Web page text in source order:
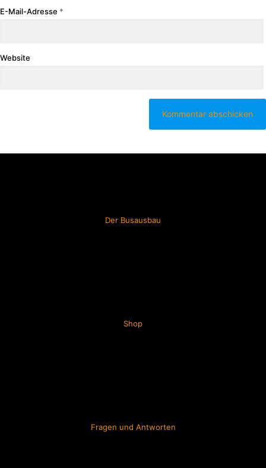
E-Mail-Adresse *
Website
Der Busausbau
Shop
Fragen und Antworten